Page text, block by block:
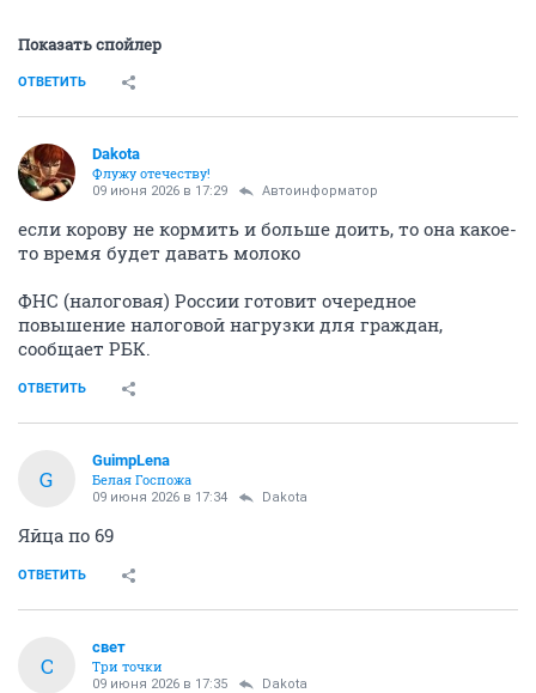
Показать спойлер
ОТВЕТИТЬ
Dаkota
Флужу отечеству!
09 июня 2026 в 17:29 Автоинформатор
если корову не кормить и больше доить, то она какое-
то время будет давать молоко
ФНС (налоговая) России готовит очередное
повышение налоговой нагрузки для граждан,
сообщает РБК.
ОТВЕТИТЬ
G
GuimpLena
Белая Госпожа
09 июня 2026 в 17:34 Dаkota
Яйца по 69
ОТВЕТИТЬ
С
свет
Три точки
09 июня 2026 в 17:35 Dаkota